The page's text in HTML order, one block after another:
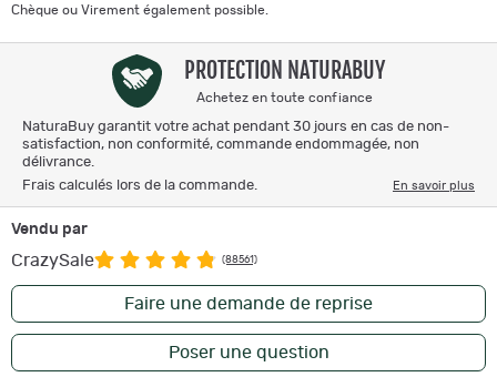
Chèque ou Virement également possible.
PROTECTION NATURABUY
Achetez en toute confiance
NaturaBuy garantit votre achat pendant 30 jours en cas de non-
satisfaction, non conformité, commande endommagée, non
délivrance.
Frais calculés lors de la commande.
En savoir plus
Vendu par
CrazySale (88561)
Faire une demande de reprise
Poser une question